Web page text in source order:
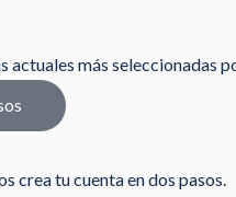
actuales más seleccionadas
crea tu cuenta en dos pasos.